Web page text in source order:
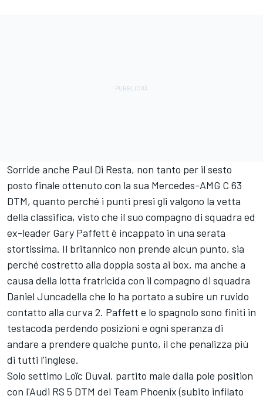
Sorride anche Paul Di Resta, non tanto per il sesto
posto finale ottenuto con la sua Mercedes-AMG C 63
DTM, quanto perché i punti presi gli valgono la vetta
della classifica, visto che il suo compagno di squadra ed
ex-leader Gary Paffett è incappato in una serata
stortissima. Il britannico non prende alcun punto, sia
perché costretto alla doppia sosta ai box, ma anche a
causa della lotta fratricida con il compagno di squadra
Daniel Juncadella che lo ha portato a subire un ruvido
contatto alla curva 2. Paffett e lo spagnolo sono finiti in
testacoda perdendo posizioni e ogni speranza di
andare a prendere qualche punto, il che penalizza più
di tutti l'inglese.
Solo settimo Loïc Duval, partito male dalla pole position
con l'Audi RS 5 DTM del Team Phoenix (subito infilato